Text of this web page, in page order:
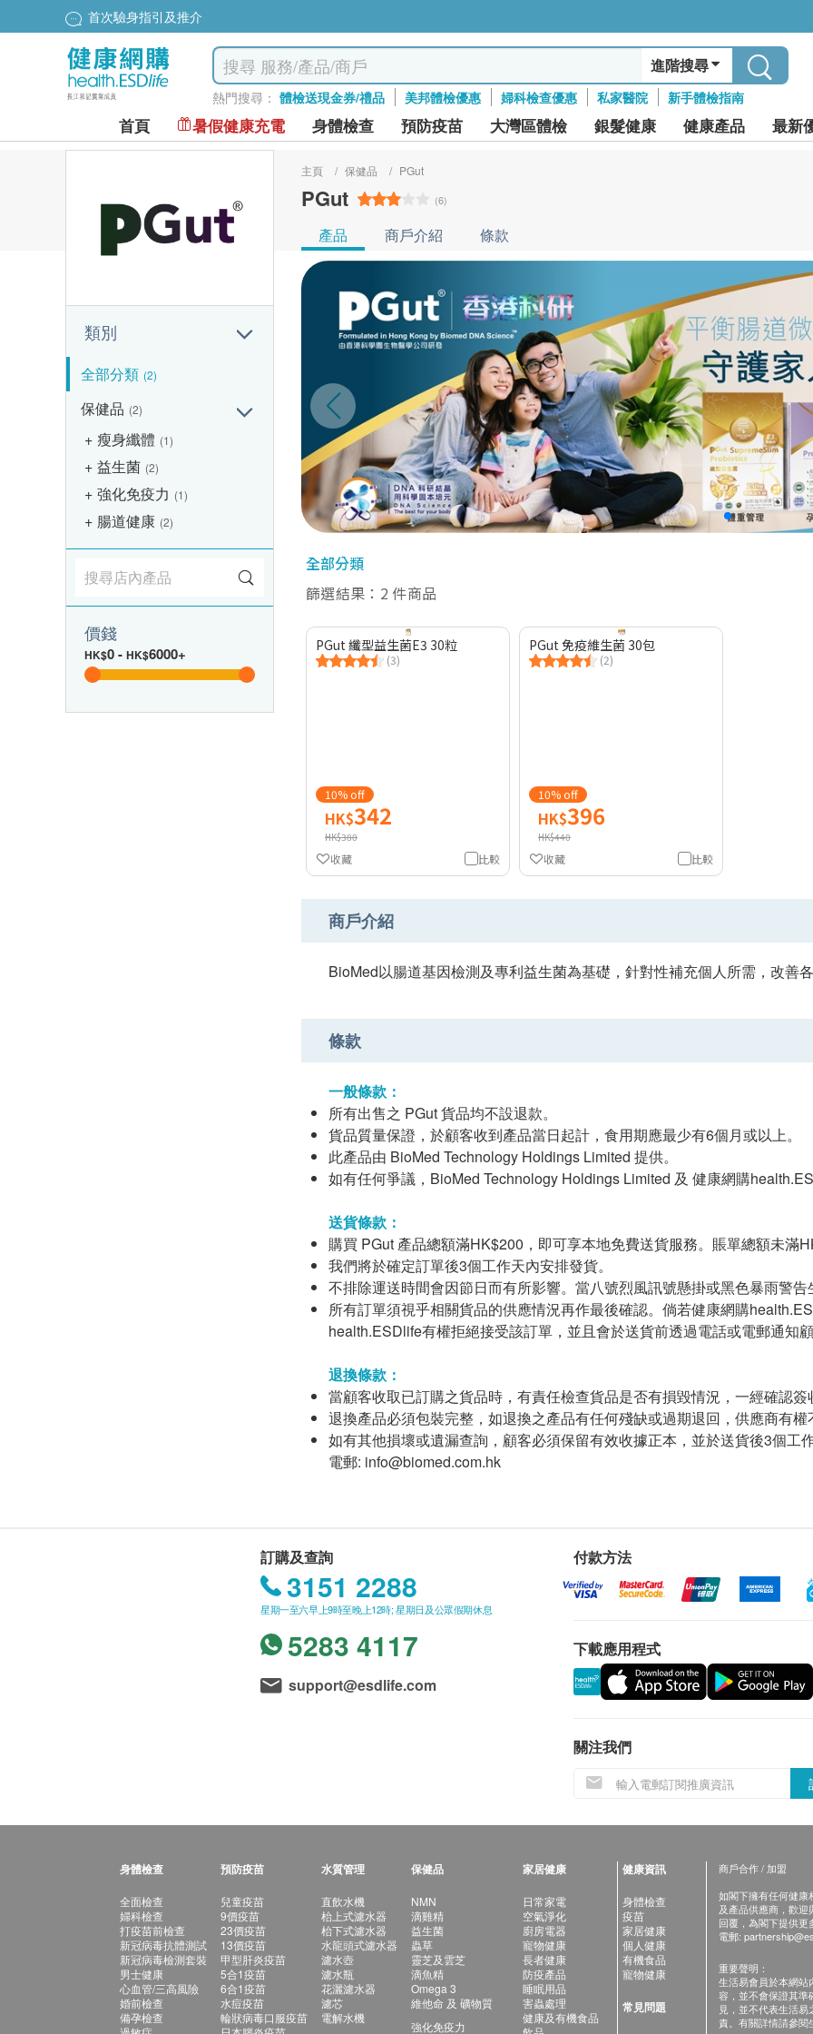
首次驗身指引及推介
進階搜尋
熱門搜尋： 體檢送現金券/禮品 美邦體檢優惠 婦科檢查優惠 私家醫院 新手體檢指南
首頁 暑假健康充電 身體檢查 預防疫苗 大灣區體檢 銀髮健康 健康產品 最新
類別
全部分類 (2)
保健品 (2)
瘦身纖體 (1)
益生菌 (2)
強化免疫力 (1)
腸道健康 (2)
價錢
HK$0- HK$6000+
主頁 / 保健品 / PGut
PGut (6)
產品 商戶介紹 條款
全部分類
篩選結果：2 件商品
PGut 纖型益生菌E3 30粒
(3)
10% off
HK$342
HK$380
比較
收藏
PGut 免疫維生菌 30包
(2)
10% off
HK$396
HK$440
比較
收藏
商戶介紹
BioMed以腸道基因檢測及專利益生菌為基礎，針對性補充個人所需，改善
條款
一般條款：
所有出售之 PGut 貨品均不設退款。
貨品質量保證，於顧客收到產品當日起計，食用期應最少有6個月或以上。
此產品由 BioMed Technology Holdings Limited 提供。
如有任何爭議，BioMed Technology Holdings Limited 及 健康網購
送貨條款：
購買 PGut 產品總額滿HK$200，即可享本地免費送貨服務。賬單總額未滿
我們將於確定訂單後3個工作天內安排發貨。
不排除運送時間會因節日而有所影響。當八號烈風訊號懸掛或黑色暴雨警
所有訂單須視乎相關貨品的供應情況再作最後確認。倘若健康網購
health.ESDlife有權拒絕接受該訂單，並且會於送貨前透過電話或電郵通知
退換條款：
當顧客收取已訂購之貨品時，有責任檢查貨品是否有損毀情況，一經確認
退換產品必須包裝完整，如退換之產品有任何殘缺或過期退回，供應商有權
如有其他損壞或遺漏查詢，顧客必須保留有效收據正本，並於送貨後3個工
電郵: info@biomed.com.hk
訂購及查詢
3151 2288
星期一至六早上9時至晚上12時; 星期日及公眾假期休息
5283 4117
support@esdlife.com
付款方法
下載應用程式
關注我們
身體檢查
全面檢查
婦科檢查
打疫苗前檢查
新冠病毒抗體測試
新冠病毒檢測套裝
男士健康
心血管/三高風險
婚前檢查
備孕檢查
預防疫苗
兒童疫苗
9價疫苗
23價疫苗
13價疫苗
甲型肝炎疫苗
5合1疫苗
6合1疫苗
水痘疫苗
輪狀病毒口服疫苗
水質管理
直飲水機
枱上式濾水器
枱下式濾水器
水龍頭式濾水器
濾水壺
濾水瓶
花灑濾水器
濾芯
電解水機
保健品
NMN
滴雞精
益生菌
蟲草
靈芝及雲芝
滴魚精
Omega 3
維他命 及 礦物質
強化免疫力
家居健康
日常家電
空氣淨化
廚房電器
寵物健康
長者健康
防疫產品
睡眠用品
害蟲處理
健康及有機食品
健康資訊
身體檢查
疫苗
家居健康
個人健康
有機食品
寵物健康
常見問題
商戶合作 / 加盟
如閣下擁有任何健康
及產品供應商，歡迎
回覆，為閣下提供更
電郵:
重要聲明：
生活易會員於本網站
容，並不會保證其準
見，並不代表生活
責。有關詳情請參閱